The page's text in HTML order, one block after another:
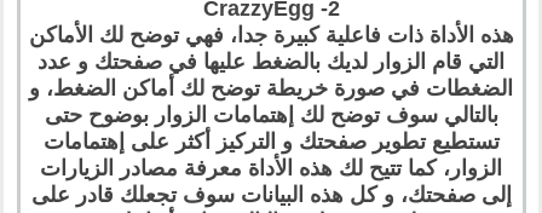
2- CrazzyEgg
هذه الأداة ذات فاعلية كبيرة جدا، فهي توضح لك الأماكن
التي قام الزوار لديك بالضغط عليها في صفحتك و عدد
الضغطات في صورة خريطة توضح لك أماكن الضغط، و
بالتالي سوف توضح لك إهتمامات الزوار بوضوح حتى
تستطيع تطوير صفحتك و التركيز أكثر على إهتمامات
الزوار، كما تتيح لك هذه الأداة معرفة مصادر الزيارات
إلى صفحتك، و كل هذه البيانات سوف تجعلك قادر على